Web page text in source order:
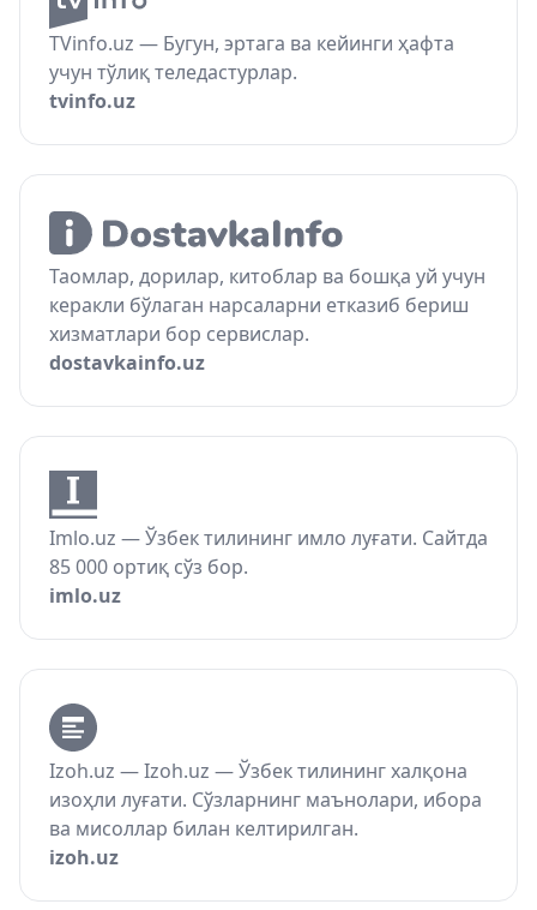
TVinfo.uz — Бугун, эртага ва кейинги ҳафта
учун тўлиқ теледастурлар.
tvinfo.uz
Таомлар, дорилар, китоблар ва бошқа уй учун
керакли бўлаган нарсаларни етказиб бериш
хизматлари бор сервислар.
dostavkainfo.uz
Imlo.uz — Ўзбек тилининг имло луғати. Сайтда
85 000 ортиқ сўз бор.
imlo.uz
Izoh.uz — Izoh.uz — Ўзбек тилининг халқона
изоҳли луғати. Сўзларнинг маънолари, ибора
ва мисоллар билан келтирилган.
izoh.uz